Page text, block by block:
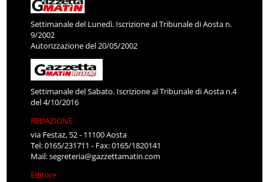
Settimanale del Lunedì. Iscrizione al Tribunale di Aosta n.
9/2002
Autorizzazione del 20/05/2002
Settimanale del Sabato. Iscrizione al Tribunale di Aosta n.4
del 4/10/2016
REDAZIONE
via Festaz, 52 - 11100 Aosta
Tel: 0165/231711 - Fax: 0165/1820141
Mail:segreteria@gazzettamatin.com
Editore